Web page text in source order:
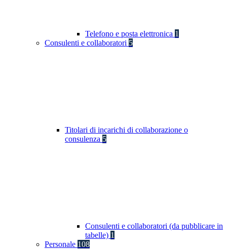
Telefono e posta elettronica 1
Consulenti e collaboratori 5
Titolari di incarichi di collaborazione o
consulenza 5
Consulenti e collaboratori (da pubblicare in
tabelle) 1
Personale 108